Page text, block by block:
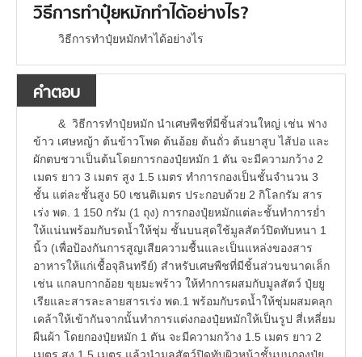
วิธีการทำปุ๋ยหมักทำได้อย่างไร?
วิธีการทำปุ๋ยหมักทำได้อย่างไร
คำตอบ
& วิธีการทำปุ๋ยหมัก นำเศษพืชที่มีชิ้นส่วนใหญ่ เช่น ฟาง
ข้าว เศษหญ้า ต้นข้าวโพด ต้นอ้อย ต้นถั่ว ต้นยาสูบ ไส้ปอ และ
ผักตบชวาเป็นต้นโดยการกองปุ๋ยหมัก 1 ตัน จะมีความกว้าง 2
เมตร ยาว 3 เมตร สูง 1.5 เมตร ทำการกองเป็นชั้นจำนวน 3
ชั้น แต่ละชั้นสูง 50 เซนติเมตร ประกอบด้วย 2 กิโลกรัม สาร
เร่ง พด. 1 150 กรัม (1 ถุง) การกองปุ๋ยหมักแต่ละชั้นทำการย่ำ
ให้แน่นพร้อมกับรดน้ำให้ชุ่ม ชั้นบนสุดใช้มูลสัตว์ปิดทับหนา 1
นิ้ว (เพื่อป้องกันการสูญเสียความชื้นและเป็นแหล่งของสาร
อาหารให้แก่เชื้อจุลินทรีย์) สำหรับเศษพืชที่มีชิ้นส่วนขนาดเล็ก
เช่น แกลบกากอ้อย ขุยมะพร้าว ให้ทำการผสมกับมูลสัตว์ ปุ๋ยยู
เรียและสารละลายสารเร่ง พด.1 พร้อมกับรดน้ำให้ชุ่มผสมคลุก
เคล้าให้เข้ากันจากนั้นทำการแต่งกองปุ๋ยหมักให้เป็นรูป สี่เหลี่ยม
ผืนผ้า โดยกองปุ๋ยหมัก 1 ตัน จะมีความกว้าง 1.5 เมตร ยาว 2